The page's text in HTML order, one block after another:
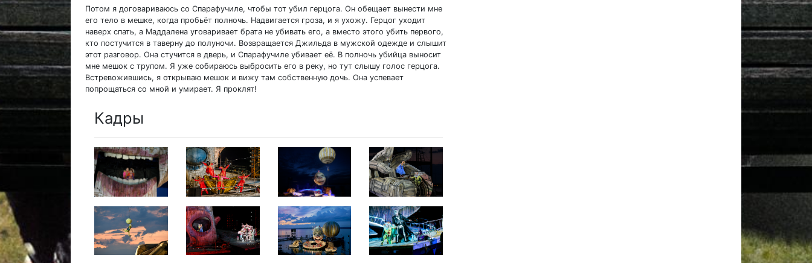
Потом я договариваюсь со Спарафучиле, чтобы тот убил герцога. Он обещает вынести мне
его тело в мешке, когда пробьёт полночь. Надвигается гроза, и я ухожу. Герцог уходит
наверх спать, а Маддалена уговаривает брата не убивать его, а вместо этого убить первого,
кто постучится в таверну до полуночи. Возвращается Джильда в мужской одежде и слышит
этот разговор. Она стучится в дверь, и Спарафучиле убивает её. В полночь убийца выносит
мне мешок с трупом. Я уже собираюсь выбросить его в реку, но тут слышу голос герцога.
Встревожившись, я открываю мешок и вижу там собственную дочь. Она успевает
попрощаться со мной и умирает. Я проклят!
Кадры